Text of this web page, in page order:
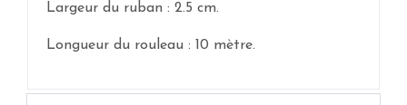
Largeur du ruban : 2.5 cm.
Longueur du rouleau : 10 mètre.